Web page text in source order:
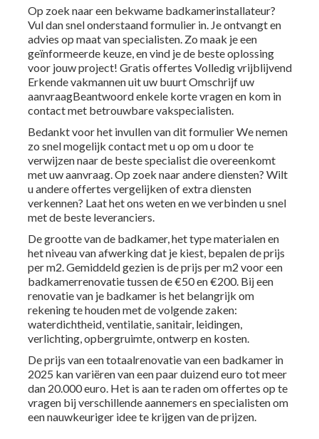
Op zoek naar een bekwame badkamerinstallateur?
Vul dan snel onderstaand formulier in. Je ontvangt en
advies op maat van specialisten. Zo maak je een
geïnformeerde keuze, en vind je de beste oplossing
voor jouw project! Gratis offertes Volledig vrijblijvend
Erkende vakmannen uit uw buurt Omschrijf uw
aanvraagBeantwoord enkele korte vragen en kom in
contact met betrouwbare vakspecialisten.
Bedankt voor het invullen van dit formulier We nemen
zo snel mogelijk contact met u op om u door te
verwijzen naar de beste specialist die overeenkomt
met uw aanvraag. Op zoek naar andere diensten? Wilt
u andere offertes vergelijken of extra diensten
verkennen? Laat het ons weten en we verbinden u snel
met de beste leveranciers.
De grootte van de badkamer, het type materialen en
het niveau van afwerking dat je kiest, bepalen de prijs
per m2. Gemiddeld gezien is de prijs per m2 voor een
badkamerrenovatie tussen de €50 en €200. Bij een
renovatie van je badkamer is het belangrijk om
rekening te houden met de volgende zaken:
waterdichtheid, ventilatie, sanitair, leidingen,
verlichting, opbergruimte, ontwerp en kosten.
De prijs van een totaalrenovatie van een badkamer in
2025 kan variëren van een paar duizend euro tot meer
dan 20.000 euro. Het is aan te raden om offertes op te
vragen bij verschillende aannemers en specialisten om
een nauwkeuriger idee te krijgen van de prijzen.